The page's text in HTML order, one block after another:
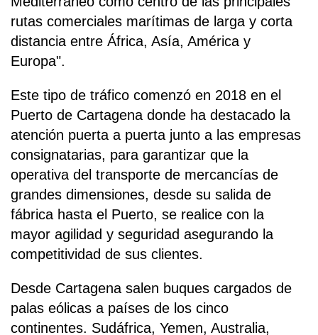
rutas comerciales marítimas de larga y corta
distancia entre África, Asía, América y
Europa".
Este tipo de tráfico comenzó en 2018 en el
Puerto de Cartagena donde ha destacado la
atención puerta a puerta junto a las empresas
consignatarias, para garantizar que la
operativa del transporte de mercancías de
grandes dimensiones, desde su salida de
fábrica hasta el Puerto, se realice con la
mayor agilidad y seguridad asegurando la
competitividad de sus clientes.
Desde Cartagena salen buques cargados de
palas eólicas a países de los cinco
continentes. Sudáfrica, Yemen, Australia,